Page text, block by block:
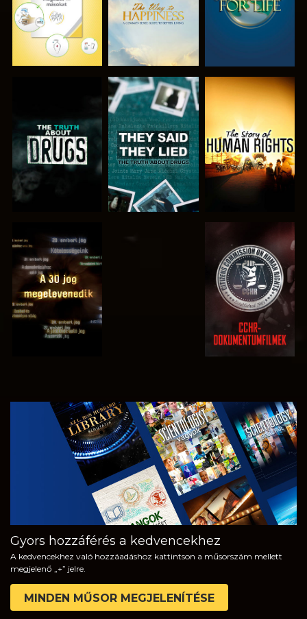
MŰSORNÉZÉS MŰSORNÉZÉS
MŰSORNÉZÉS MŰSORNÉZÉS
MŰSORNÉZÉS
A SOROZAT
RÉSZEI
Gyors hozzáférés a kedvencekhez
A kedvencekhez való hozzáadáshoz kattintson a műsorszám mellett
megjelenő „+” jelre.
MINDEN MŰSOR MEGJELENÍTÉSE